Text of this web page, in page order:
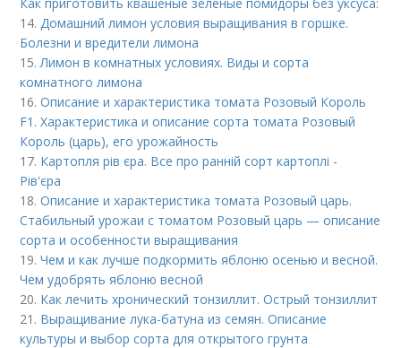
14.Домашний лимон условия выращивания в горшке.
Болезни и вредители лимона
15.Лимон в комнатных условиях. Виды и сорта
комнатного лимона
16.Описание и характеристика томата Розовый Король
F1. Характеристика и описание сорта томата Розовый
Король (царь), его урожайность
17. Картопля рів єра. Все про ранній сорт картоплі -
Рів'єра
18.Описание и характеристика томата Розовый царь.
Стабильный урожаи с томатом Розовый царь — описание
сорта и особенности выращивания
19.Чем и как лучше подкормить яблоню осенью и весной.
Чем удобрять яблоню весной
20. Как лечить хронический тонзиллит. Острый тонзиллит
21. Выращивание лука-батуна из семян. Описание
культуры и выбор сорта для открытого грунта